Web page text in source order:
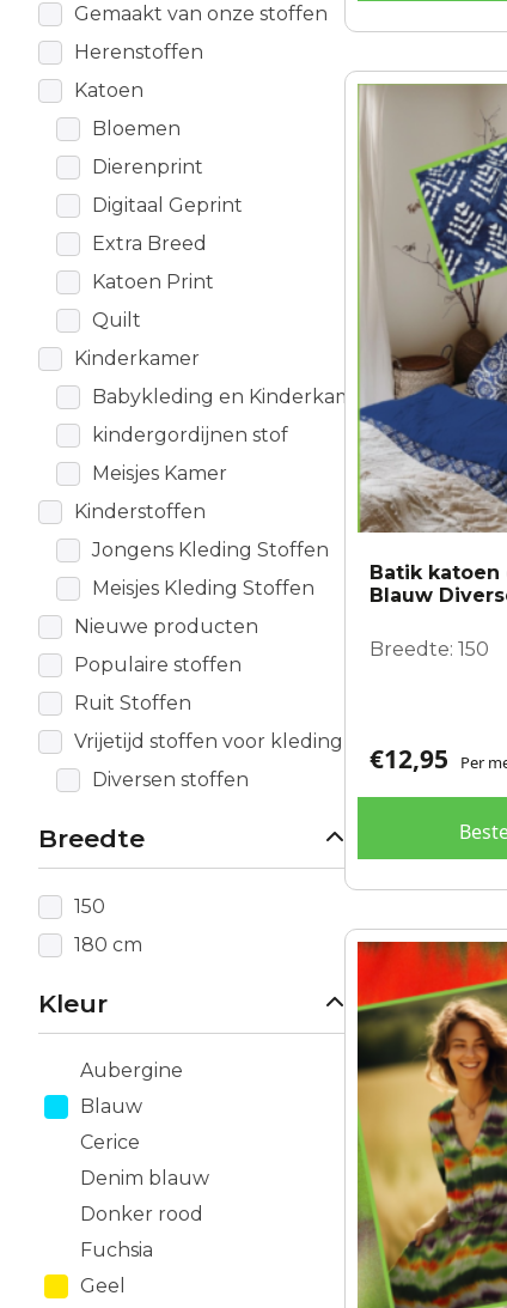
Gemaakt van onze stoffen
Herenstoffen
Katoen
Bloemen
Dierenprint
Digitaal Geprint
Extra Breed
Katoen Print
Quilt
Kinderkamer
Babykleding en Kinderkamer
kindergordijnen stof
Meisjes Kamer
Kinderstoffen
Jongens Kleding Stoffen
Meisjes Kleding Stoffen
Nieuwe producten
Populaire stoffen
Ruit Stoffen
Vrijetijd stoffen voor kleding
Diversen stoffen
Breedte
150
180 cm
Kleur
Aubergine
Blauw
Cerice
Denim blauw
Donker rood
Fuchsia
Geel
Batik
Blauw
Breedte: 150
€12,95 Per
Dit
product
heeft
meerdere
variaties.
worden
de
productpagina